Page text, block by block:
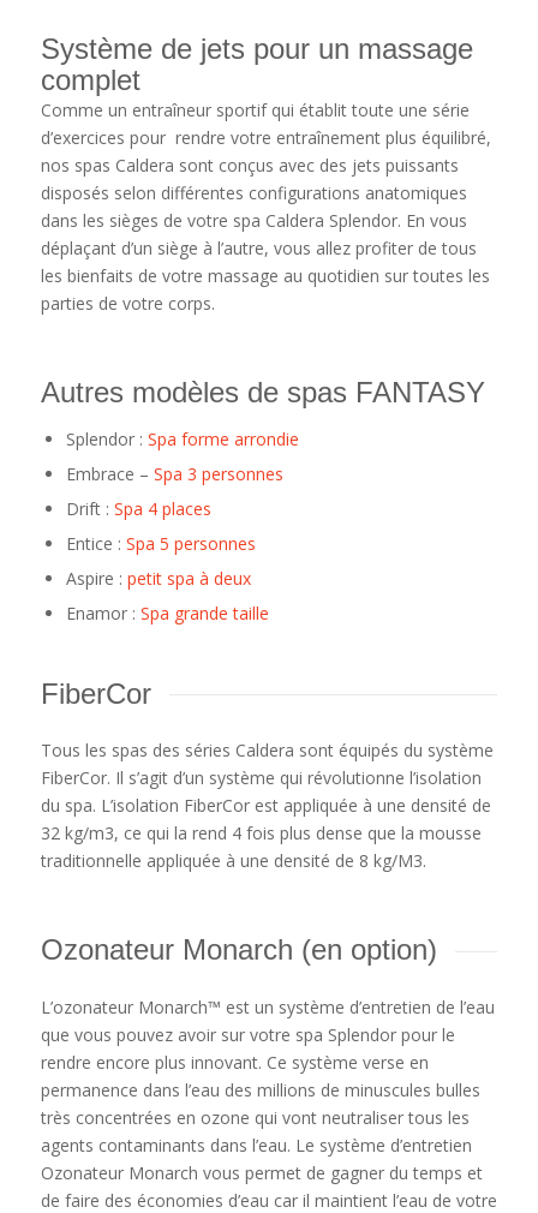
Système de jets pour un massage
complet
Comme un entraîneur sportif qui établit toute une série
d’exercices pour rendre votre entraînement plus équilibré,
nos spas Caldera sont conçus avec des jets puissants
disposés selon différentes configurations anatomiques
dans les sièges de votre spa Caldera Splendor. En vous
déplaçant d’un siège à l’autre, vous allez profiter de tous
les bienfaits de votre massage au quotidien sur toutes les
parties de votre corps.
Autres modèles de spas FANTASY
Splendor : Spa forme arrondie
Embrace – Spa 3 personnes
Drift : Spa 4 places
Entice : Spa 5 personnes
Aspire : petit spa à deux
Enamor : Spa grande taille
FiberCor
Tous les spas des séries Caldera sont équipés du système
FiberCor. Il s’agit d’un système qui révolutionne l’isolation
du spa. L’isolation FiberCor est appliquée à une densité de
32 kg/m3, ce qui la rend 4 fois plus dense que la mousse
traditionnelle appliquée à une densité de 8 kg/M3.
Ozonateur Monarch (en option)
L’ozonateur Monarch™ est un système d’entretien de l’eau
que vous pouvez avoir sur votre spa Splendor pour le
rendre encore plus innovant. Ce système verse en
permanence dans l’eau des millions de minuscules bulles
très concentrées en ozone qui vont neutraliser tous les
agents contaminants dans l’eau. Le système d’entretien
Ozonateur Monarch vous permet de gagner du temps et
de faire des économies d’eau car il maintient l’eau de votre